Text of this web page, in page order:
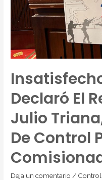
Declaró El
Julio
De Control
Deja un comentario /